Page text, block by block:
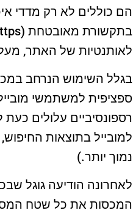
הם כוללים לא רק מדדי
לאותנטיות של האתר,
בגלל השימוש הנרחב
ספציפית למשתמשי
רספונסיביים עלולים
למובייל בתוצאות
נמוך יותר.)
לאחרונה הודיעה גוגל
המכסות את כל שטח